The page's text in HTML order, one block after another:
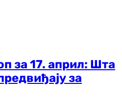
за 17. април: Шта
за